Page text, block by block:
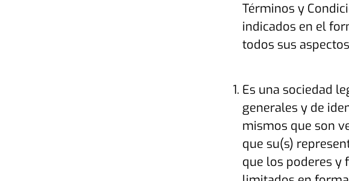
Términos y
indicados en el
todos sus
Es una sociedad
generales y de
mismos que son
que su(s)
que los poderes y